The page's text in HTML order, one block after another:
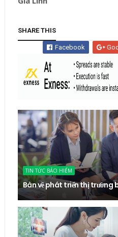
SHARE THIS
Facebook
TIN TỨC BẢO HIỂM
Bàn về phát triển thị trường